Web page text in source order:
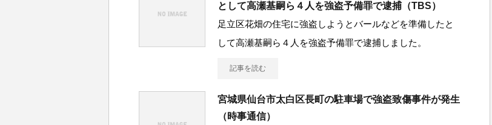
として高瀬基嗣ら４人を強盗予備罪で逮捕（TBS）
足立区花畑の住宅に強盗しようとバールなどを準備したと
して高瀬基嗣ら４人を強盗予備罪で逮捕しました。
記事を読む
宮城県仙台市太白区長町の駐車場で強盗致傷事件が発生
（時事通信）